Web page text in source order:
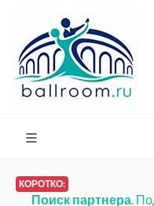
КОРОТКО:
Поиск партнера.